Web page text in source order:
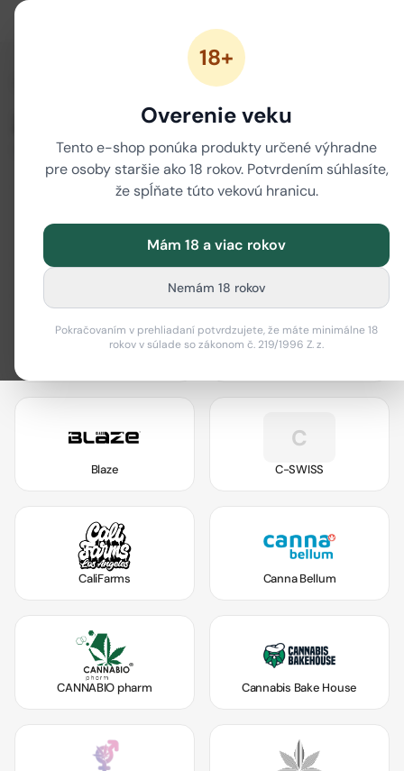
18+
Overenie veku
Tento e-shop ponúka produkty určené výhradne
pre osoby staršie ako 18 rokov. Potvrdením súhlasíte,
že spĺňate túto vekovú hranicu.
Mám 18 a viac rokov
Nemám 18 rokov
Pokračovaním v prehliadaní potvrdzujete, že máte minimálne 18
rokov v súlade so zákonom č. 219/1996 Z. z.
80 značiek
Best Buds
Blaze
C
C-SWISS
CaliFarms Canna Bellum
CANNABIO pharm Cannabis Bake House